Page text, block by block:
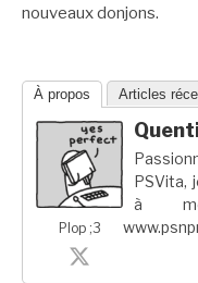
nouveaux donjons.
À propos Articles
Plop ;3
PSVita,
à